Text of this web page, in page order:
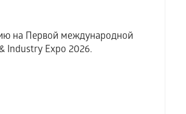
на Первой международной
Industry Expo 2026.